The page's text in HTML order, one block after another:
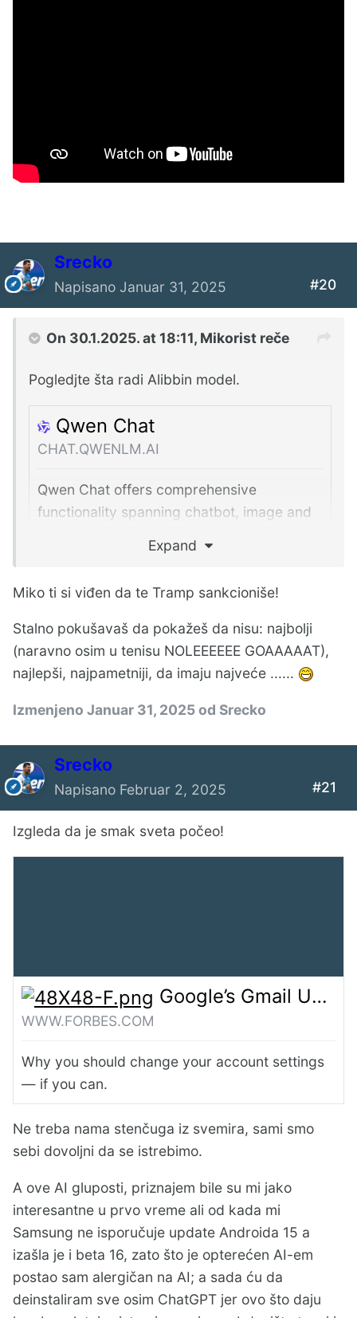
Srecko
Napisano Januar 31, 2025 #20
On 30.1.2025. at 18:11, Mikorist reče
Pogledjte šta radi Alibbin model.
Qwen Chat
CHAT.QWENLM.AI
Qwen Chat offers comprehensive
functionality spanning chatbot, image and
document processing, web search
I on isto može da radi u lokalu.
GitHub - QwenLM/Qwen2.5: Qwen2.5 is the large language model series developed by Qwen team, Alibaba Cloud.
Expand
Miko ti si viđen da te Tramp sankcioniše!
Stalno pokušavaš da pokažeš da nisu: najbolji
(naravno osim u tenisu NOLEEEEEE GOAAAAAT),
najlepši, najpametniji, da imaju najveće ......
Izmenjeno Januar 31, 2025od Srecko
Srecko
Napisano Februar 2, 2025 #21
Izgleda da je smak sveta počeo!
Google’s Gmail Upgrade—Do Not Leave Your Account At Risk
WWW.FORBES.COM
Why you should change your account settings
— if you can.
Ne treba nama stenčuga iz svemira, sami smo
sebi dovoljni da se istrebimo.
A ove AI gluposti, priznajem bile su mi jako
interesantne u prvo vreme ali od kada mi
Samsung ne isporučuje update Androida 15 a
izašla je i beta 16, zato što je opterećen AI-em
postao sam alergičan na AI; a sada ću da
deinstaliram sve osim ChatGPT jer ovo što daju